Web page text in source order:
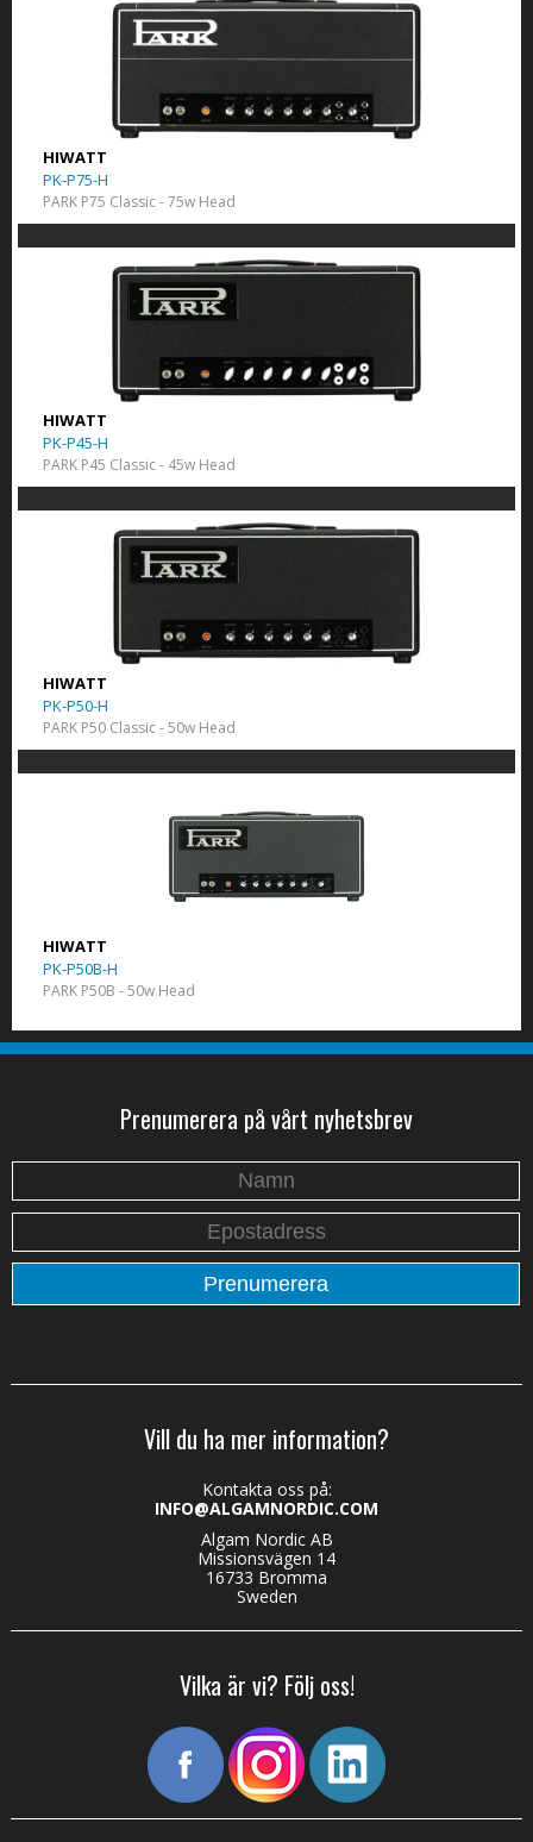
HIWATT
PK-P75-H
PARK P75 Classic - 75w Head
HIWATT
PK-P45-H
PARK P45 Classic - 45w Head
HIWATT
PK-P50-H
PARK P50 Classic - 50w Head
HIWATT
PK-P50B-H
PARK P50B - 50w Head
Prenumerera på vårt nyhetsbrev
Vill du ha mer information?
Kontakta oss på:
INFO@ALGAMNORDIC.COM
Algam Nordic AB
Missionsvägen 14
16733 Bromma
Sweden
Vilka är vi? Följ oss!